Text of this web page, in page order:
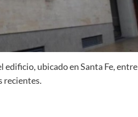
ubicado en Santa Fe, entre
recientes.